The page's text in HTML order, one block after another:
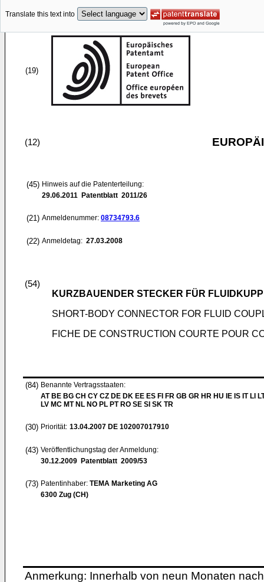
Translate this text into
(19)
(12)
(45) Hinweis auf die Patenterteilung:
29.06.2011 Patentblatt 2011/26
(21) Anmeldenummer: 08734793.6
(22) Anmeldetag: 27.03.2008
(54)
KURZBAUENDER STECKER FÜR
SHORT-BODY CONNECTOR FOR FLUID
FICHE DE CONSTRUCTION COURTE POUR
(84) Benannte Vertragsstaaten:
AT BE BG CH CY CZ DE DK EE ES FI FR GB GR HR HU IE IS IT LI
LV MC MT NL NO PL PT RO SE SI SK TR
(30) Priorität: 13.04.2007 DE 102007017910
(43) Veröffentlichungstag der Anmeldung:
30.12.2009 Patentblatt 2009/53
(73) Patentinhaber: TEMA Marketing AG
6300 Zug (CH)
Anmerkung: Innerhalb von neun Monaten